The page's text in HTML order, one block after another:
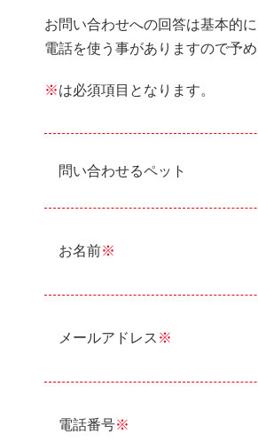
お問い合わせへの回答は基本的
電話を使う事がありますので予
※は必須項目となります。
問い合わせるペット
お名前※
メールアドレス ※
電話番号※